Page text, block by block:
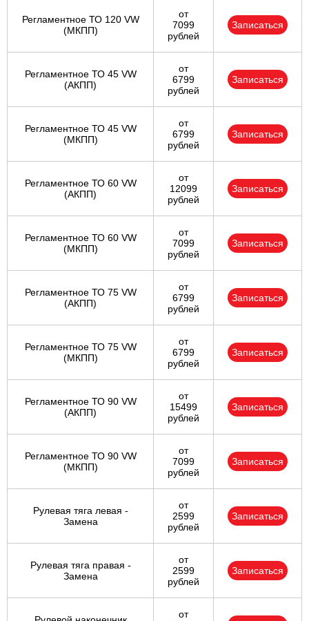
Регламентное ТО 120 VW
(МКПП)
от
7099
рублей
Записаться
Регламентное ТО 45 VW
(АКПП)
от
6799
рублей
Записаться
Регламентное ТО 45 VW
(МКПП)
от
6799
рублей
Записаться
Регламентное ТО 60 VW
(АКПП)
от
12099
рублей
Записаться
Регламентное ТО 60 VW
(МКПП)
от
7099
рублей
Записаться
Регламентное ТО 75 VW
(АКПП)
от
6799
рублей
Записаться
Регламентное ТО 75 VW
(МКПП)
от
6799
рублей
Записаться
Регламентное ТО 90 VW
(АКПП)
от
15499
рублей
Записаться
Регламентное ТО 90 VW
(МКПП)
от
7099
рублей
Записаться
Рулевая тяга левая -
Замена
от
2599
рублей
Записаться
Рулевая тяга правая -
Замена
от
2599
рублей
Записаться
от